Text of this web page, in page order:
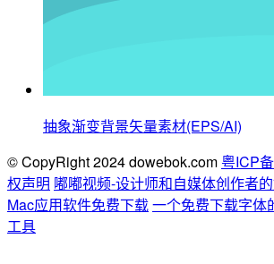
抽象渐变背景矢量素材(EPS/AI)
© CopyRight 2024 dowebok.com 粤ICP
权声明 嘟嘟视频-设计师和自媒体创作者
Mac应用软件免费下载一个免费下载字体
工具